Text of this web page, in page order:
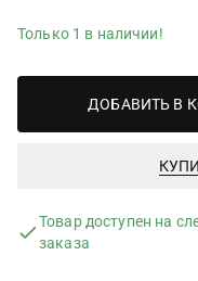
Только 1 в наличии!
ДОБАВИТЬ В
Товар доступен на
заказа